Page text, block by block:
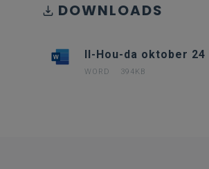
DOWNLOADS
II-Hou-da oktober 24
WORD 394KB